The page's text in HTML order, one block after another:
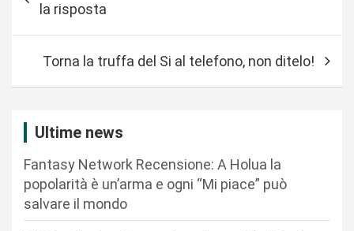
la risposta
Torna la truffa del Si al telefono, non ditelo!
Ultime news
Fantasy Network Recensione: A Holua la
popolarità è un’arma e ogni “Mi piace” può
salvare il mondo